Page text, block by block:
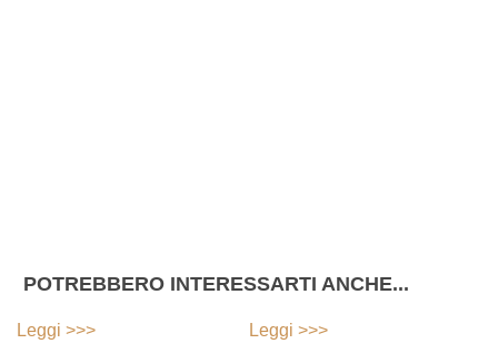
POTREBBERO INTERESSARTI ANCHE...
Leggi >>> Leggi >>>